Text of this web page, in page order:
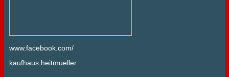
www.facebook.com/
kaufhaus.heitmueller